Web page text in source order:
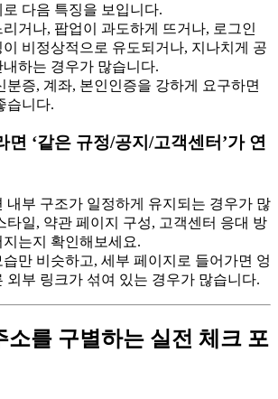
다음 특징을 보입니다.
거나, 팝업이 과도하게 뜨거나, 로그인
비정상적으로 유도되거나, 지나치게 공
하는 경우가 많습니다.
분증, 계좌, 본인인증을 강하게 요구하면
습니다.
면 ‘같은 규정/공지/고객센터’가 연
내부 구조가 일정하게 유지되는 경우가 많
타일, 약관 페이지 구성, 고객센터 응대 방
는지 확인해보세요.
만 비슷하고, 세부 페이지로 들어가면 엉
외부 링크가 섞여 있는 경우가 많습니다.
소를 구별하는 실전 체크 포